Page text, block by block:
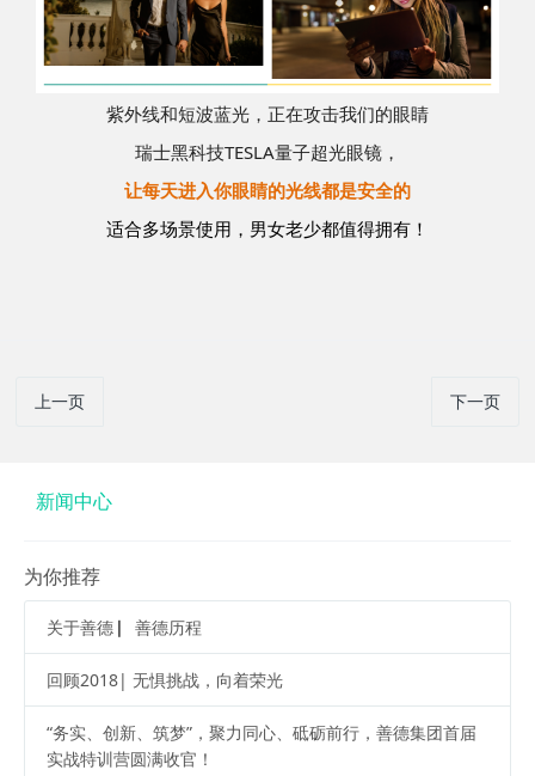
紫外线和短波蓝光，正在攻击我们的眼睛
瑞士黑科技TESLA量子超光眼镜，
让每天进入你眼睛的光线都是安全的
适合多场景使用，男女老少都值得拥有！
上一页 下一页
新闻中心
为你推荐
关于善德 ▏善德历程
回顾2018| 无惧挑战，向着荣光
“务实、创新、筑梦”，聚力同心、砥砺前行，善德集团首届
实战特训营圆满收官！